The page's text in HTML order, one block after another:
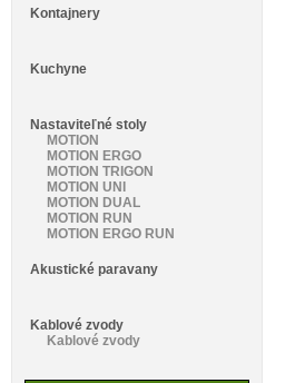
Kontajnery
Kuchyne
Nastaviteľné stoly
MOTION
MOTION ERGO
MOTION TRIGON
MOTION UNI
MOTION DUAL
MOTION RUN
MOTION ERGO RUN
Akustické paravany
Kablové zvody
Kablové zvody